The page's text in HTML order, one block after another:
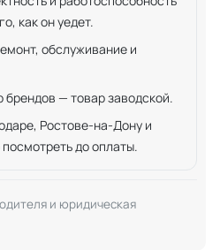
как он уедет.
обслуживание и
— товар заводской.
Ростове-на-Дону и
до оплаты.
и юридическая